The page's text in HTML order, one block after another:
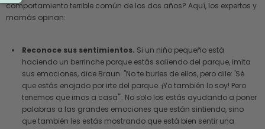
comportamiento terrible común de los dos años? Aquí, los expertos y
mamás opinan:
Reconoce sus sentimientos. Si un niño pequeño está
haciendo un berrinche porque estás saliendo del parque, imita
sus emociones, dice Braun. "No te burles de ellos, pero dile: 'Sé
que estás enojado por irte del parque. ¡Yo también lo soy! Pero
tenemos que irnos a casa'". No solo los estás ayudando a poner
palabras a las grandes emociones que están sintiendo, sino
que también les estás mostrando que está bien sentir una